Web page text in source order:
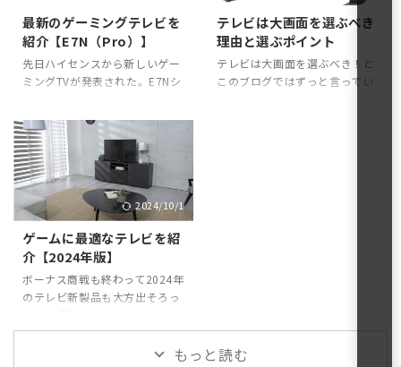
ターや周辺機器の投稿は見ない
なと思っていた（完）。 何を紹
介したらいいのか迷っていたん
だけど、Nシリーズがモンハン
ビに認定されているのを見つけ
た。そこで今回は便乗してNシ
リーズの性能と、どこがおすす
めなのか？を紹介していきたい
と思う。 REGZA Nシリーズの
特徴 まずZ870Mシリ ...
徴がある事がわかった。 今回は
TS3100Qの特徴とおすすめでき
るポイントを紹介していきた
い。 仕様まとめ まずは仕様の
まとめから。前世代のTS216G
最新のゲーミングテレビを
紹介【E7N（Pro）】
先日ハイセンスから新しいゲー
ミングTVが発表された。E7Nシ
っちもゲーミングTVと銘打たれ
ていて、ゲーム性能に特化した
テレビ。今回は気になったから
自分用のまとめも含めて紹介す
る。 E7Nシリーズの特徴 まず
はE7Nシリーズそれぞれの特徴
を紹介する。 E7N-量子ドット
液晶ディスプレイ採用 E7Nシリ
ーズの特徴は量子ドット液晶を
採用しつつ、144HzVRR入力に
も対応しているところ。それで
な値段である点がポイント。こ
こまで機能がそろった65 ...
テレビは大画面を選ぶべき
理由と選ぶポイント
テレビは大画面を選ぶべき！と
このブログではずっと言ってい
最高だった。 で、今回そんな昔
の事を記事にするのは来年で今
2024/10/1
ゲームに最適なテレビを紹
介【2024年版】
ボーナス商戦も終わって2024年
のテレビ新製品も大方出そろっ
ムに向いたいわば”ゲーミング
テレビ”を紹介しようと思う。 もっと読む